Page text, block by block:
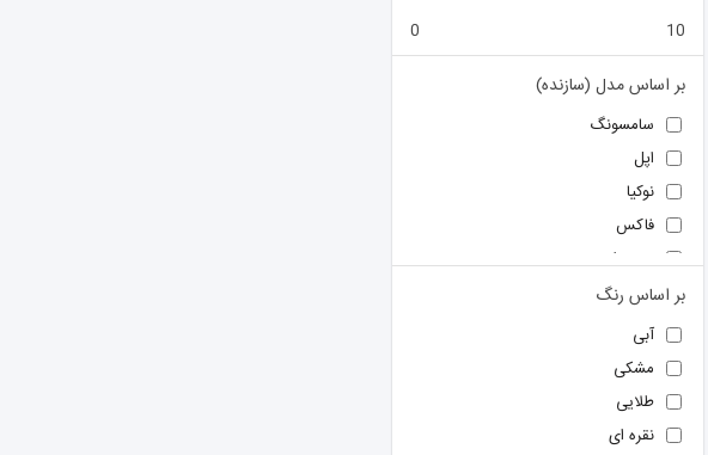
10
0
بر اساس مدل (سازنده)
سامسونگ
اپل
نوکیا
فاکس
هیوندا
ريباک
بر اساس رنگ
آبی
مشکی
طلایی
نقره ای